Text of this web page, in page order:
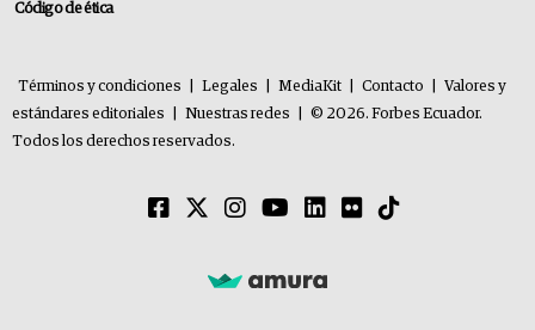
Código de ética
Términos y condiciones Legales MediaKit Contacto
Valores y
estándares editoriales
Nuestras redes
© 2026. Forbes Ecuador.
Todos los derechos reservados.